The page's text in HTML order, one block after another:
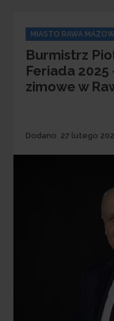
Categories
MIASTO RAWA
Burmistrz
Feriada
zimowe w
Dodano 27 lutego